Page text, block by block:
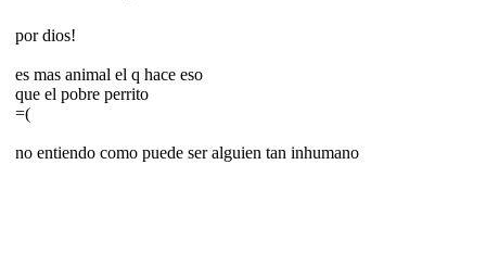
por dios!
es mas animal el q hace eso
que el pobre perrito
=(
no entiendo como puede ser alguien tan inhumano